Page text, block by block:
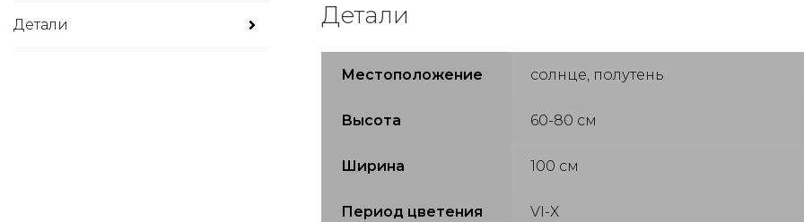
Детали Детали
Местоположение солнце, полутень
Высота 60-80 см
Ширина 100 см
Период цветения VI-X